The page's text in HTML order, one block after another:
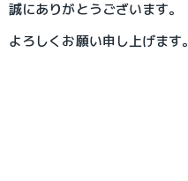
誠にありがとうございます。
よろしくお願い申し上げます。